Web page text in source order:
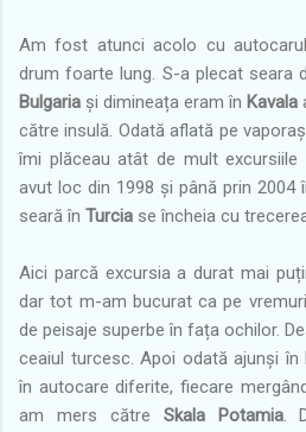
Am fost atunci acolo cu
drum foarte lung. S-a plecat seara
Bulgaria și dimineața eram în Kavala
către insulă. Odată aflată pe
îmi plăceau atât de mult
avut loc din 1998 și până prin 2004
seară în Turcia se încheia cu
Aici parcă excursia a durat mai
dar tot m-am bucurat ca pe
de peisaje superbe în fața ochilor.
ceaiul turcesc. Apoi odată ajunși în
în autocare diferite, fiecare
am mers către Skala Potamia.